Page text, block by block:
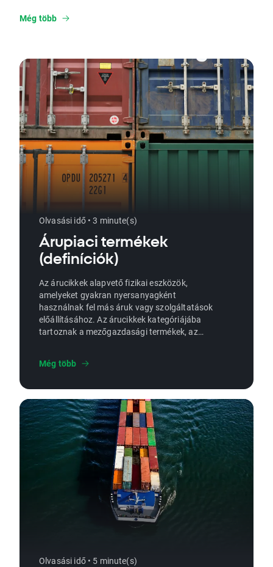
Még több
Olvasási idő • 3 minute(s)
Árupiaci termékek
(definíciók)
Az árucikkek alapvető fizikai eszközök,
amelyeket gyakran nyersanyagként
használnak fel más áruk vagy szolgáltatások
előállításához. Az árucikkek kategóriájába
tartoznak a mezőgazdasági termékek, az
Még több
Olvasási idő • 5 minute(s)